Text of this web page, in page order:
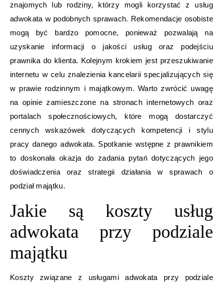
znajomych lub rodziny, którzy mogli korzystać z usług
adwokata w podobnych sprawach. Rekomendacje osobiste
mogą być bardzo pomocne, ponieważ pozwalają na
uzyskanie informacji o jakości usług oraz podejściu
prawnika do klienta. Kolejnym krokiem jest przeszukiwanie
internetu w celu znalezienia kancelarii specjalizujących się
w prawie rodzinnym i majątkowym. Warto zwrócić uwagę
na opinie zamieszczone na stronach internetowych oraz
portalach społecznościowych, które mogą dostarczyć
cennych wskazówek dotyczących kompetencji i stylu
pracy danego adwokata. Spotkanie wstępne z prawnikiem
to doskonała okazja do zadania pytań dotyczących jego
doświadczenia oraz strategii działania w sprawach o
podział majątku.
Jakie są koszty usług
adwokata przy podziale
majątku
Koszty związane z usługami adwokata przy podziale